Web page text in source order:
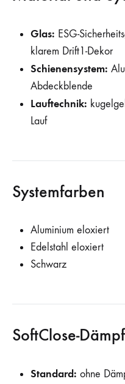
Glas: ESG-
klarem Drift1-Dekor
Schienensystem:
Abdeckblende
Lauftechnik:
Lauf
Systemfarben
Aluminium eloxiert
Edelstahl eloxiert
Schwarz
SoftClose-
Standard: ohne